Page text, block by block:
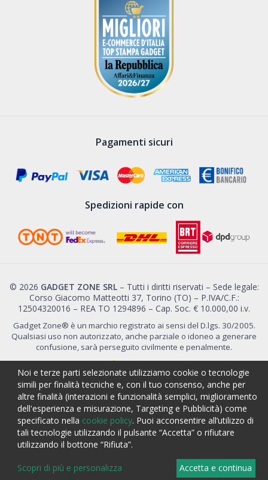
0,00 €
0,00 €
Pagamenti sicuri
Spedizioni rapide con
© 2026 GADGET ZONE SRL– Tutti i diritti riservati – Sede legale:
Corso Giacomo Matteotti 37, Torino (TO) – P.IVA/C.F.:
12504320016 – REA TO 1294896 – Cap. Soc. € 10.000,00 i.v.
Gadget Zone® è un marchio registrato ai sensi del D.lgs. 30/2005.
Qualsiasi uso non autorizzato, anche parziale o idoneo a generare
confusione, sarà perseguito civilmente e penalmente.
Personalizza i tuoi consensi
CALCOLA PREVENTIVO
Noi e terze parti selezionate utilizziamo cookie o tecnologie
simili per finalità tecniche e, con il tuo consenso, anche per
altre finalità (interazioni e funzionalità semplici, miglioramento
dell'esperienza e misurazione, Targeting e Pubblicità) come
specificato nella cookie policy. Puoi acconsentire all’utilizzo di
tali tecnologie utilizzando il pulsante “Accetta” o rifiutare
utilizzando il bottone “Rifiuta”.
Scopri di più e personalizza Accetta e continua